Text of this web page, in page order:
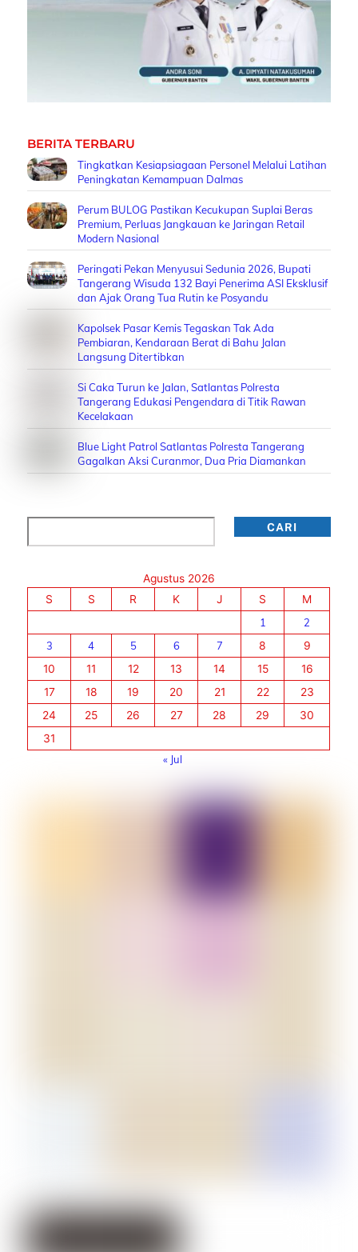
BERITA TERBARU
Tingkatkan Kesiapsiagaan Personel Melalui Latihan
Peningkatan Kemampuan Dalmas
Perum BULOG Pastikan Kecukupan Suplai Beras
Premium, Perluas Jangkauan ke Jaringan Retail
Modern Nasional
Peringati Pekan Menyusui Sedunia 2026, Bupati
Tangerang Wisuda 132 Bayi Penerima ASI Eksklusif
dan Ajak Orang Tua Rutin ke Posyandu
Kapolsek Pasar Kemis Tegaskan Tak Ada
Pembiaran, Kendaraan Berat di Bahu Jalan
Langsung Ditertibkan
Si Caka Turun ke Jalan, Satlantas Polresta
Tangerang Edukasi Pengendara di Titik Rawan
Kecelakaan
Blue Light Patrol Satlantas Polresta Tangerang
Gagalkan Aksi Curanmor, Dua Pria Diamankan
CARI
Agustus 2026
S
S R K J S
M
1
2
3
4 5 6 7 8
9
10
11 12 13 14 15
16
17
18 19 20 21 22
23
24
25 26 27 28 29
30
31
« Jul